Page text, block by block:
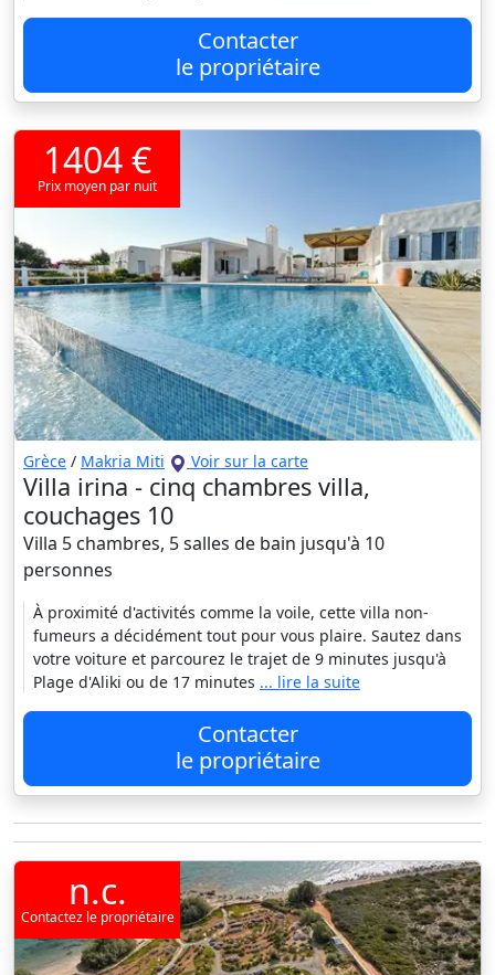
Contacter
le propriétaire
1404 €
Prix moyen par nuit
Grèce / Makria Miti Voir sur la carte
Villa irina - cinq chambres villa,
couchages 10
Villa 5 chambres, 5 salles de bain jusqu'à 10
personnes
À proximité d'activités comme la voile, cette villa non-
fumeurs a décidément tout pour vous plaire. Sautez dans
votre voiture et parcourez le trajet de 9 minutes jusqu'à
Plage d'Aliki ou de 17 minutes ... lire la suite
Contacter
le propriétaire
n.c.
Contactez le propriétaire